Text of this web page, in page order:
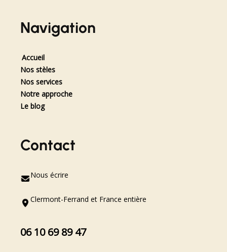
Navigation
Accueil
Nos stèles
Nos services
Notre approche
Le blog
Contact
Nous écrire
Clermont-Ferrand et France entière
06 10 69 89 47